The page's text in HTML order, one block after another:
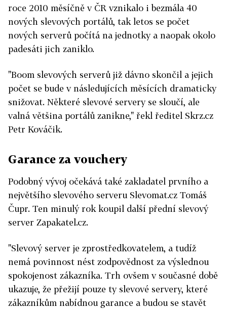
roce 2010 měsíčně v ČR vznikalo i bezmála 40
nových slevových portálů, tak letos se počet
nových serverů počítá na jednotky a naopak okolo
padesáti jich zaniklo.
"Boom slevových serverů již dávno skončil a jejich
počet se bude v následujících měsících dramaticky
snižovat. Některé slevové servery se sloučí, ale
valná většina portálů zanikne," řekl ředitel Skrz.cz
Petr Kováčik.
Garance za vouchery
Podobný vývoj očekává také zakladatel prvního a
největšího slevového serveru Slevomat.cz Tomáš
Čupr. Ten minulý rok koupil další přední slevový
server Zapakatel.cz.
"Slevový server je zprostředkovatelem, a tudíž
nemá povinnost nést zodpovědnost za výslednou
spokojenost zákazníka. Trh ovšem v současné době
ukazuje, že přežijí pouze ty slevové servery, které
zákazníkům nabídnou garance a budou se stavět